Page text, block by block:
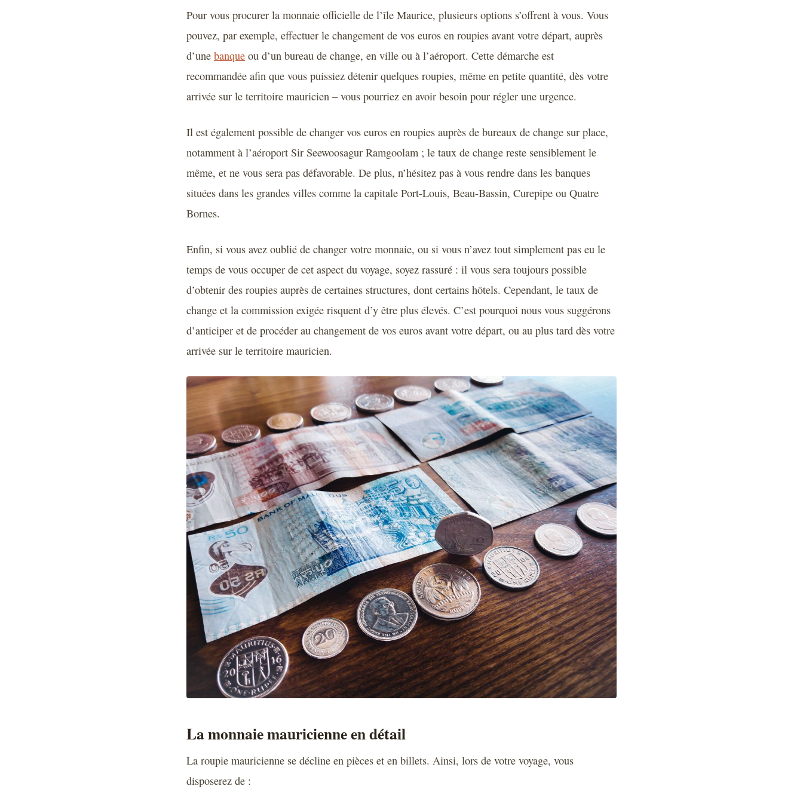
Pour vous procurer la monnaie officielle de l’île Maurice, plusieurs options s’offrent à vous. Vous
pouvez, par exemple, effectuer le changement de vos euros en roupies avant votre départ, auprès
d’une banque ou d’un bureau de change, en ville ou à l’aéroport. Cette démarche est
recommandée afin que vous puissiez détenir quelques roupies, même en petite quantité, dès votre
arrivée sur le territoire mauricien – vous pourriez en avoir besoin pour régler une urgence.
Il est également possible de changer vos euros en roupies auprès de bureaux de change sur place,
notamment à l’aéroport Sir Seewoosagur Ramgoolam ; le taux de change reste sensiblement le
même, et ne vous sera pas défavorable. De plus, n’hésitez pas à vous rendre dans les banques
situées dans les grandes villes comme la capitale Port-Louis, Beau-Bassin, Curepipe ou Quatre
Bornes.
Enfin, si vous avez oublié de changer votre monnaie, ou si vous n’avez tout simplement pas eu le
temps de vous occuper de cet aspect du voyage, soyez rassuré : il vous sera toujours possible
d’obtenir des roupies auprès de certaines structures, dont certains hôtels. Cependant, le taux de
change et la commission exigée risquent d’y être plus élevés. C’est pourquoi nous vous suggérons
d’anticiper et de procéder au changement de vos euros avant votre départ, ou au plus tard dès votre
arrivée sur le territoire mauricien.
La monnaie mauricienne en détail
La roupie mauricienne se décline en pièces et en billets. Ainsi, lors de votre voyage, vous
disposerez de :